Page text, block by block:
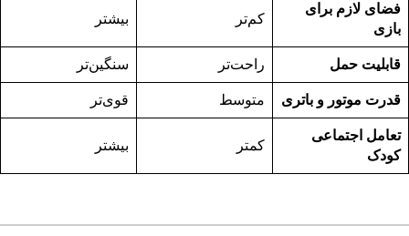
فضای لازم برای
بازی
کم‌تر بیشتر
قابلیت حمل راحت‌تر سنگین‌تر
قدرت موتور و باتری متوسط قوی‌تر
تعامل اجتماعی
کودک
کمتر بیشتر